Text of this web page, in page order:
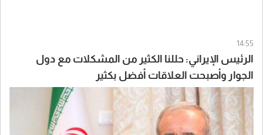
14:55
الرئيس الإيراني: حللنا الكثير من المشكلات مع دول
الجوار وأصبحت العلاقات أفضل بكثير